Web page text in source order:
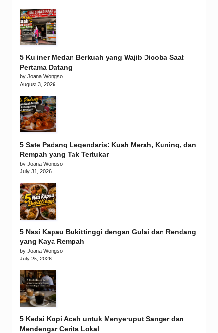
5 Kuliner Medan Berkuah yang Wajib Dicoba Saat
Pertama Datang
by Joana Wongso
August 3, 2026
5 Sate Padang Legendaris: Kuah Merah, Kuning, dan
Rempah yang Tak Tertukar
by Joana Wongso
July 31, 2026
5 Nasi Kapau Bukittinggi dengan Gulai dan Rendang
yang Kaya Rempah
by Joana Wongso
July 25, 2026
5 Kedai Kopi Aceh untuk Menyeruput Sanger dan
Mendengar Cerita Lokal